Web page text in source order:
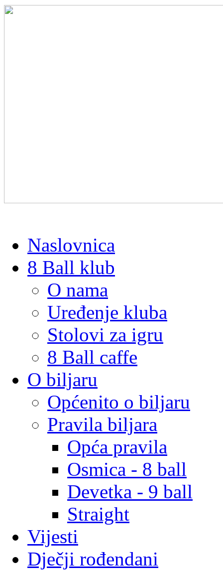
Naslovnica
8 Ball klub
O nama
Uređenje kluba
Stolovi za igru
8 Ball caffe
O biljaru
Općenito o biljaru
Pravila biljara
Opća pravila
Osmica - 8 ball
Devetka - 9 ball
Straight
Vijesti
Dječji rođendani